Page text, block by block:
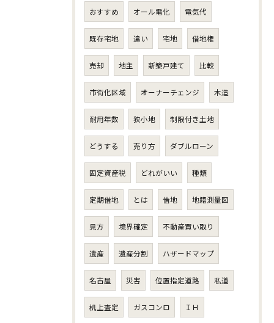
おすすめ オール電化 電気代
既存宅地 違い 宅地 借地権
売却 地主 新築戸建て 比較
市街化区域 オーナーチェンジ 木造
耐用年数 狭小地 制限付き土地
どうする 売り方 ダブルローン
固定資産税 どれがいい 種類
定期借地 とは 借地 地籍測量図
見方 境界確定 不動産買い取り
遺産 遺産分割 ハザードマップ
名古屋 災害 位置指定道路 私道
机上査定 ガスコンロ ＩＨ